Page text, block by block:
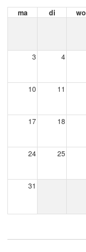
ma di wo
3 4
10 11
17 18
24 25
31